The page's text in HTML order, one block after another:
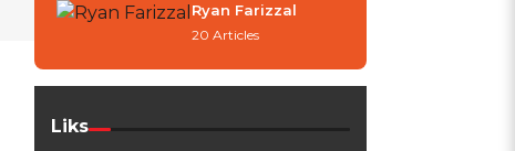
Ryan Farizzal
20 Articles
Liks